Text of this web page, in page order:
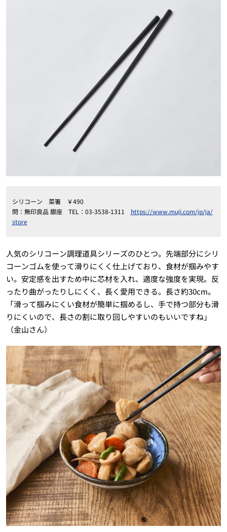
シリコーン 菜箸 ￥490
問：無印良品 銀座 TEL：03-3538-1311 https://www.muji.com/jp/ja/
store
人気のシリコーン調理道具シリーズのひとつ。先端部分にシリ
コーンゴムを使って滑りにくく仕上げており、食材が掴みやす
い。安定感を出すため中に芯材を入れ、適度な強度を実現。反
ったり曲がったりしにくく、長く愛用できる。長さ約30cm。
「滑って掴みにくい食材が簡単に掴めるし、手で持つ部分も滑
りにくいので、長さの割に取り回しやすいのもいいですね」
（金山さん）